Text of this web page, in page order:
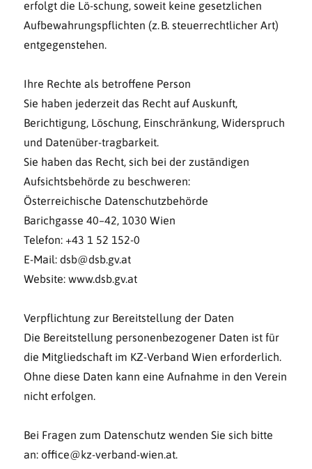
erfolgt die Lö-schung, soweit keine gesetzlichen
Aufbewahrungspflichten (z. B. steuerrechtlicher Art)
entgegenstehen.
Ihre Rechte als betroffene Person
Sie haben jederzeit das Recht auf Auskunft,
Berichtigung, Löschung, Einschränkung, Widerspruch
und Datenüber-tragbarkeit.
Sie haben das Recht, sich bei der zuständigen
Aufsichtsbehörde zu beschweren:
Österreichische Datenschutzbehörde
Barichgasse 40–42, 1030 Wien
Telefon: +43 1 52 152-0
E-Mail: dsb@dsb.gv.at
Website: www.dsb.gv.at
Verpflichtung zur Bereitstellung der Daten
Die Bereitstellung personenbezogener Daten ist für
die Mitgliedschaft im KZ-Verband Wien erforderlich.
Ohne diese Daten kann eine Aufnahme in den Verein
nicht erfolgen.
Bei Fragen zum Datenschutz wenden Sie sich bitte
an: office@kz-verband-wien.at.